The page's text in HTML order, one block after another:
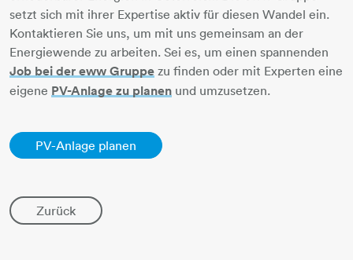
setzt sich mit ihrer Expertise aktiv für diesen Wandel ein.
Kontaktieren Sie uns, um mit uns gemeinsam an der
Energiewende zu arbeiten. Sei es, um einen spannenden
Job bei der eww Gruppe zu finden oder mit Experten eine
eigene PV-Anlage zu planen und umzusetzen.
PV-Anlage planen
Zurück